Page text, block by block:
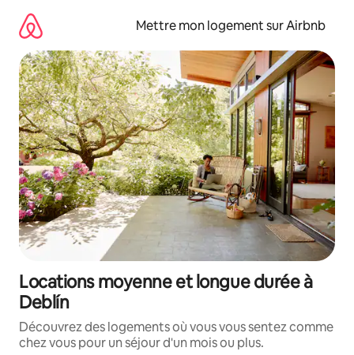
directement
contenu
Mettre mon logement sur Airbnb
Locations moyenne et longue durée à
Deblín
Découvrez des logements où vous vous sentez comme
chez vous pour un séjour d'un mois ou plus.